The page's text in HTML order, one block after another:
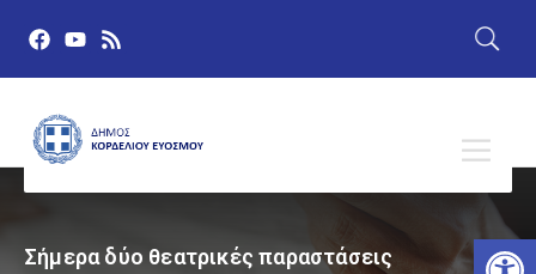
Σήμερα δύο θεατρικές παραστάσεις